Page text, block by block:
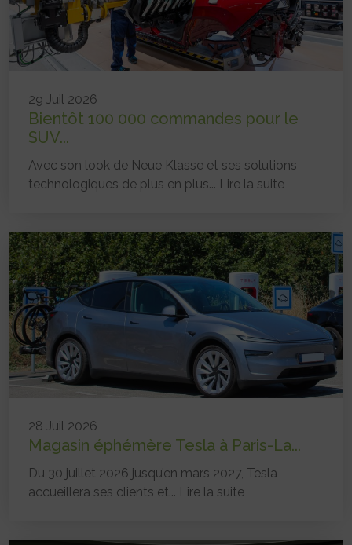
29 Juil 2026
Bientôt 100 000 commandes pour le
SUV...
Avec son look de Neue Klasse et ses solutions
technologiques de plus en plus... Lire la suite
28 Juil 2026
Magasin éphémère Tesla à Paris-La...
Du 30 juillet 2026 jusqu’en mars 2027, Tesla
accueillera ses clients et... Lire la suite